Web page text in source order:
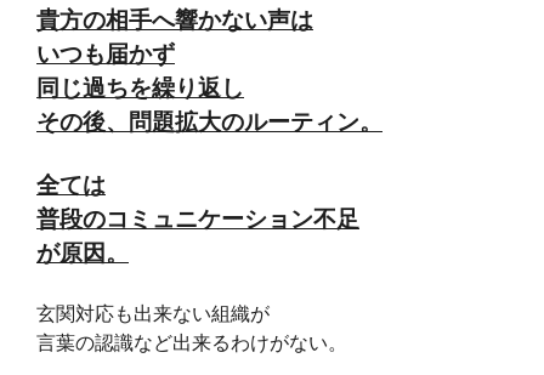
貴方の相手へ響かない声は
いつも届かず
同じ過ちを繰り返し
その後、問題拡大のルーティン。
全ては
普段のコミュニケーション不足
が原因。
玄関対応も出来ない組織が
言葉の認識など出来るわけがない。